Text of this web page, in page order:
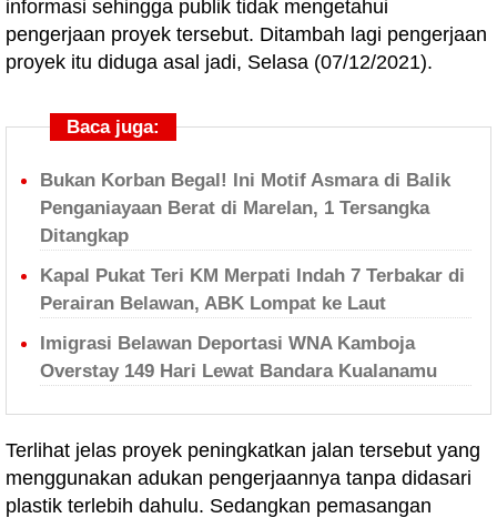
informasi sehingga publik tidak mengetahui
pengerjaan proyek tersebut. Ditambah lagi pengerjaan
proyek itu diduga asal jadi, Selasa (07/12/2021).
Baca juga:
Bukan Korban Begal! Ini Motif Asmara di Balik
Penganiayaan Berat di Marelan, 1 Tersangka
Ditangkap
Kapal Pukat Teri KM Merpati Indah 7 Terbakar di
Perairan Belawan, ABK Lompat ke Laut
Imigrasi Belawan Deportasi WNA Kamboja
Overstay 149 Hari Lewat Bandara Kualanamu
Terlihat jelas proyek peningkatkan jalan tersebut yang
menggunakan adukan pengerjaannya tanpa didasari
plastik terlebih dahulu. Sedangkan pemasangan